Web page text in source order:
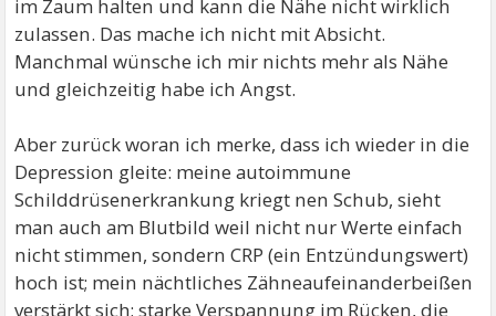
im Zaum halten und kann die Nähe nicht wirklich
zulassen. Das mache ich nicht mit Absicht.
Manchmal wünsche ich mir nichts mehr als Nähe
und gleichzeitig habe ich Angst.
Aber zurück woran ich merke, dass ich wieder in die
Depression gleite: meine autoimmune
Schilddrüsenerkrankung kriegt nen Schub, sieht
man auch am Blutbild weil nicht nur Werte einfach
nicht stimmen, sondern CRP (ein Entzündungswert)
hoch ist; mein nächtliches Zähneaufeinanderbeißen
verstärkt sich; starke Verspannung im Rücken, die